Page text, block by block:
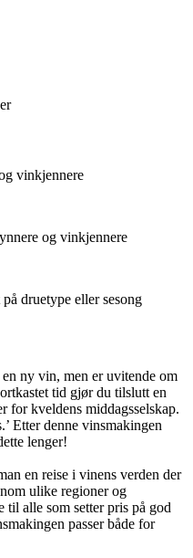
vinkjennere
og vinkjennere
druetype eller sesong
ny vin, men er uvitende om
tid gjør du tilslutt en
for kveldens middagsselskap.
Etter denne vinsmakingen
lenger!
en reise i vinens verden der
ulike regioner og
til alle som setter pris på god
passer både for